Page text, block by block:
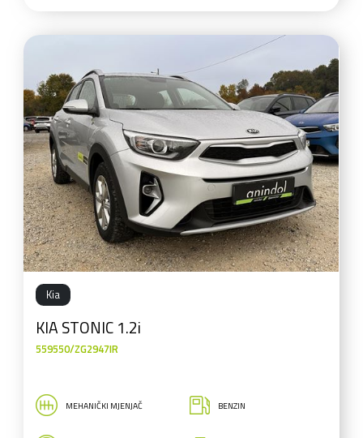
Kia
KIA STONIC 1.2i
559550/ZG2947IR
MEHANIČKI MJENJAČ BENZIN